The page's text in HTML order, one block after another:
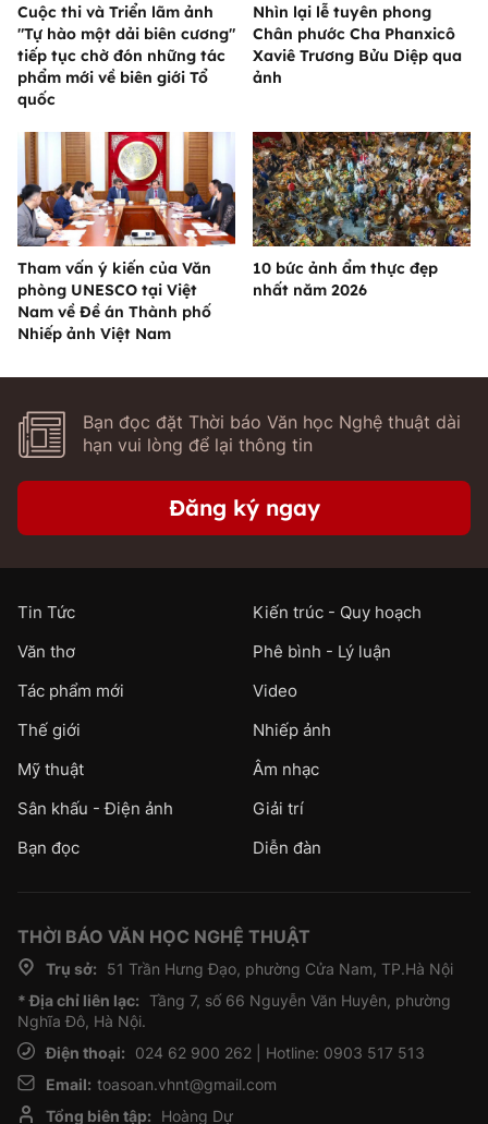
Cuộc thi và Triển lãm ảnh
"Tự hào một dải biên cương"
tiếp tục chờ đón những tác
phẩm mới về biên giới Tổ
quốc
Nhìn lại lễ tuyên phong
Chân phước Cha Phanxicô
Xaviê Trương Bửu Diệp qua
ảnh
Tham vấn ý kiến của Văn
phòng UNESCO tại Việt
Nam về Đề án Thành phố
Nhiếp ảnh Việt Nam
10 bức ảnh ẩm thực đẹp
nhất năm 2026
Bạn đọc đặt Thời báo Văn học Nghệ thuật dài
hạn vui lòng để lại thông tin
Đăng ký ngay
Tin Tức
Kiến trúc - Quy hoạch
Văn thơ
Phê bình - Lý luận
Tác phẩm mới
Video
Thế giới
Nhiếp ảnh
Mỹ thuật
Âm nhạc
Sân khấu - Điện ảnh
Giải trí
Bạn đọc
Diễn đàn
THỜI BÁO VĂN HỌC NGHỆ THUẬT
Trụ sở:
51 Trần Hưng Đạo, phường Cửa Nam, TP.Hà Nội
* Địa chỉ liên lạc: Tầng 7, số 66 Nguyễn Văn Huyên, phường
Nghĩa Đô, Hà Nội.
Điện thoại:
024 62 900 262 | Hotline: 0903 517 513
Email: toasoan.vhnt@gmail.com
Tổng biên tập:
Hoàng Dự